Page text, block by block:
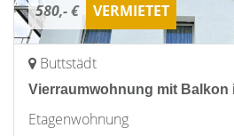
580,- € VERMIETET
Buttstädt
Vierraumwohnung mit Balkon
Etagenwohnung